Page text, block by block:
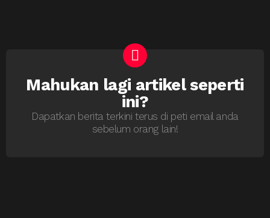
NEWSLETTER
Mahukan lagi artikel seperti
ini?
Dapatkan berita terkini terus di peti email anda
sebelum orang lain!